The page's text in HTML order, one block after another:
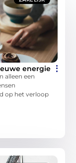
energie
alleen een
op het verloop